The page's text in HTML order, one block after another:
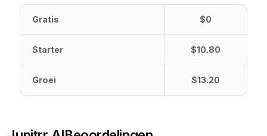
Gratis $0
Starter $10.80
Groei $13.20